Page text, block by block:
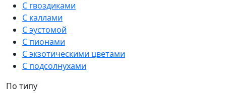
С гвоздиками
С каллами
С эустомой
С пионами
С экзотическими цветами
С подсолнухами
По типу